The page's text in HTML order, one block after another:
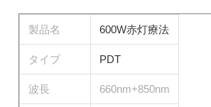
製品名 600W赤灯療法
タイプ PDT
波長 660nm+850nm